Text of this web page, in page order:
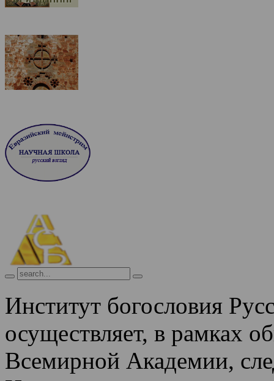
Институт богословия
осуществляет, в рамках
Всемирной Академии,